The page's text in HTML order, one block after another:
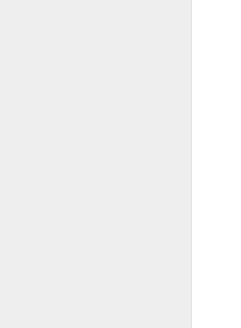
दिवस
असल्यामुळे याच
गेली
होती.
रंगाची फुले